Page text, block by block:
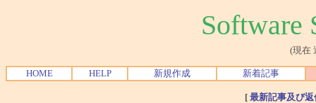
Software
(現在
HOME HELP 新規作成 新着記事
[ 最新記事及び